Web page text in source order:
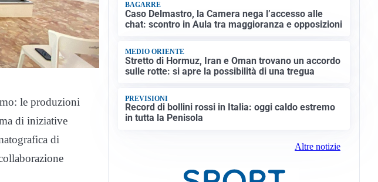
le produzioni
di iniziative
di
BAGARRE
Caso Delmastro, la Camera nega l’accesso alle
chat: scontro in Aula tra maggioranza e opposizioni
MEDIO ORIENTE
Stretto di Hormuz, Iran e Oman trovano un accordo
sulle rotte: si apre la possibilità di una tregua
PREVISIONI
Record di bollini rossi in Italia: oggi caldo estremo
in tutta la Penisola
Altre notizie